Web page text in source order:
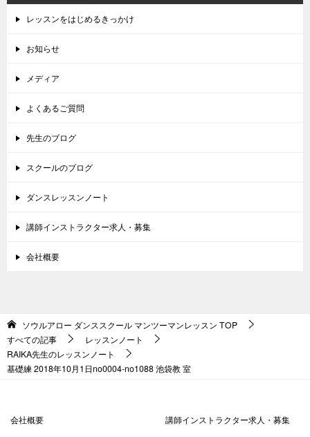
レッスンをはじめるきっかけ
お知らせ
メディア
よくあるご質問
先生のブログ
スクールのブログ
ダンスレッスンノート
講師インストラクター求人・募集
会社概要
ソウルアロー ダンススクール マンツーマンレッスン TOP
すべての記事
レッスンノート
RAIKA先生のレッスンノート
基礎練 2018年10月1日no0004-no1088 池袋教 室
会社概要 講師インストラクター求人・募集